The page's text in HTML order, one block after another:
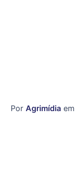
Por Agrimídia em